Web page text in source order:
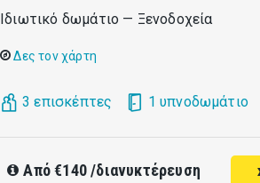
Ιδιωτικό δωμάτιο — Ξενοδοχεία
Δες τον χάρτη
3 επισκέπτες 1 υπνοδωμάτιο
Από€140/διανυκτέρευση